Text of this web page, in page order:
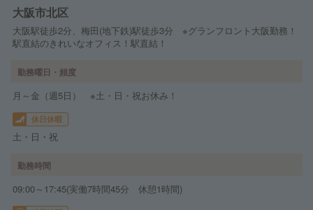
大阪市北区
大阪駅徒歩2分、梅田(地下鉄)駅徒歩3分 ※グランフロント大阪勤務！
駅直結のきれいなオフィス！駅直結！
勤務曜日・頻度
月～金（週5日） ※土・日・祝お休み！
休日休暇
土・日・祝
勤務時間
09:00～17:45(実働7時間45分 休憩1時間)